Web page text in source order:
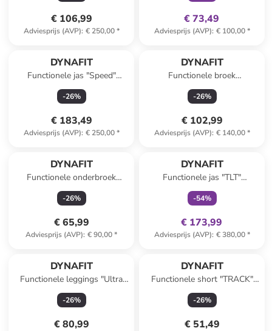
€ 106,99
Adviesprijs (AVP): € 250,00*
€ 73,49
Adviesprijs (AVP): € 100,00*
DYNAFIT
Functionele jas "Speed"
kaki/oranje
-26%
€ 183,49
Adviesprijs (AVP): € 250,00*
DYNAFIT
Functionele broek
"TRANSALPER" zwart
-26%
€ 102,99
Adviesprijs (AVP): € 140,00*
DYNAFIT
Functionele onderbroek
"Alpine 2" roze
-26%
€ 65,99
Adviesprijs (AVP): € 90,00*
DYNAFIT
Functionele jas "TLT"
rood/groen
-54%
€ 173,99
Adviesprijs (AVP): € 380,00*
DYNAFIT
Functionele leggings "Ultra
Graphic" donkerblauw
-26%
€ 80,99
DYNAFIT
Functionele short "TRACK"
pruimkleurig
-26%
€ 51,49